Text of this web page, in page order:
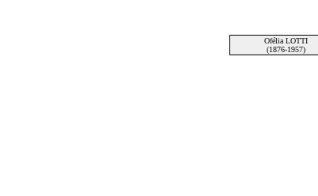
Ofélia LOTTI
(1876-1957)